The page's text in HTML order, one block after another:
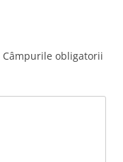
Câmpurile obligatorii